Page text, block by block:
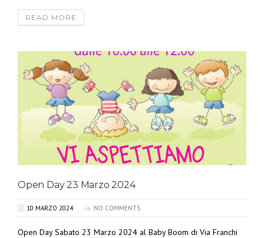
READ MORE
Open Day 23 Marzo 2024
10 MARZO 2024 NO COMMENTS
Open Day Sabato 23 Marzo 2024 al Baby Boom di Via Franchi